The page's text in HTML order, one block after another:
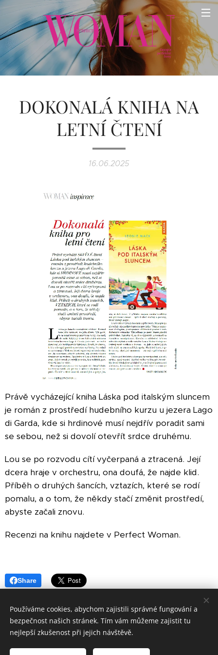
DOKONALÁ KNIHA NA
LETNÍ ČTENÍ
16.06.2025
Právě vycházející kniha Láska pod italským sluncem
je román z prostředí hudebního kurzu u jezera Lago
di Garda, kde si hrdinové musí nejdřív poradit sami
se sebou, než si dovolí otevřít srdce druhému.
Lou se po rozvodu cítí vyčerpaná a ztracená. Její
dcera hraje v orchestru, ona doufá, že najde klid.
Příběh o druhých šancích, vztazích, které se rodí
pomalu, a o tom, že někdy stačí změnit prostředí,
abyste začali znovu.
Recenzi na knihu najdete v Perfect Woman.
Share
© 2006 - 2025 ESPRIT BOHEMIA s. r. o.
Všechna práva vyhrazena
Používáme cookies, abychom zajistili správné fungování a
bezpečnost našich stránek. Tím vám můžeme zajistit tu
nejlepší zkušenost při jejich návštěvě.